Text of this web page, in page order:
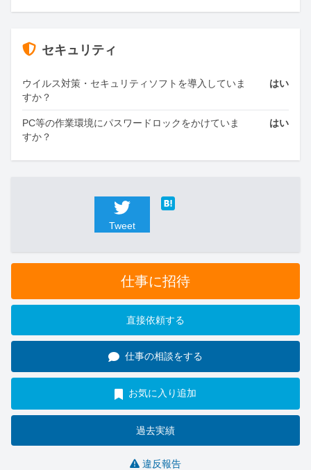
セキュリティ
ウイルス対策・セキュリティソフトを導入していま
すか？
はい
PC等の作業環境にパスワードロックをかけていま
すか？
はい
Tweet
仕事に招待
直接依頼する
仕事の相談をする
お気に入り追加
過去実績
違反報告